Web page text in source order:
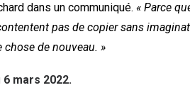
dans un communiqué. « Parce
pas de copier sans
chose de nouveau. »
6 mars 2022.